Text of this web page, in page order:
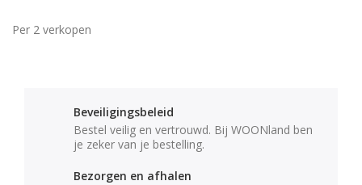
Per 2 verkopen
Beveiligingsbeleid
Bestel veilig en vertrouwd. Bij WOONland ben
je zeker van je bestelling.
Bezorgen en afhalen